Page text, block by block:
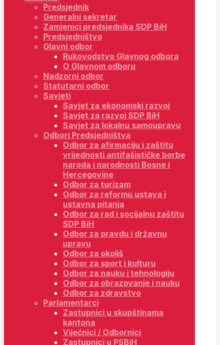
Predsjednik
Generalni sekretar
Zamjenici predsjednika SDP BiH
Predsjedništvo
Glavni odbor
Rukovodstvo Glavnog odbora
O Glavnom odboru
Nadzorni odbor
Statutarni odbor
Savjeti
Savjet za ekonomski razvoj
Savjet za razvoj SDP BiH
Savjet za lokalnu samoupravu
Odbori Predsjedništva
Odbor za afirmaciju i zaštitu
vrijednosti antifašističke borbe
naroda i narodnosti Bosne i
Hercegovine
Odbor za turizam
Odbor za reformu ustava i
ustavna pitanja
Odbor za rad i socijalnu zaštitu
SDP BiH
Odbor za pravdu i državnu
upravu
Odbor za okoliš
Odbor za sport i kulturu
Odbor za nauku i tehnologiju
Odbor za obrazovanje i nauku
Odbor za zdravstvo
Parlamentarci
Zastupnici u skupštinama
kantona
Vijećnici / Odbornici
Zastupnici u PSBiH